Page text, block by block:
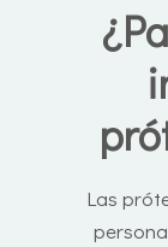
Las